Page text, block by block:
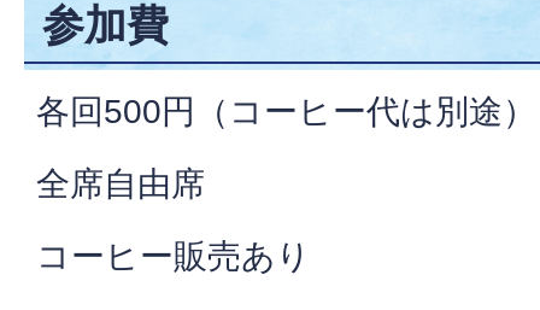
参加費
各回500円（コーヒー代は別途）
全席自由席
コーヒー販売あり